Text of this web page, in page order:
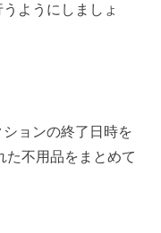
ようにしましょ
ョンの終了日時を
た不用品をまとめて